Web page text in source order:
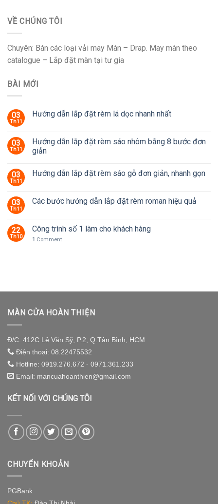
VỀ CHÚNG TÔI
Chuyên: Bán các loại vải may Màn – Drap. May màn theo
catalogue – Lắp đặt màn tại tư gia
BÀI MỚI
03
Th11
Hướng dẫn lắp đặt rèm lá dọc nhanh nhất
03
Th11
Hướng dẫn lắp đặt rèm sáo nhôm bằng 8 bước đơn
giản
03
Th11
Hướng dẫn lắp đặt rèm sáo gỗ đơn giản, nhanh gọn
03
Th11
Các bước hướng dẫn lắp đặt rèm roman hiệu quả
22
Th10
Công trình số 1 làm cho khách hàng
1 Comment
MÀN CỬA HOÀN THIỆN
Đ/C: 412C Lê Văn Sỹ, P.2, Q.Tân Bình, HCM
Điện thoại: 08.22475532
Hotline: 0919.276.672 - 0971.361.233
Email: mancuahoanthien@gmail.com
KẾT NỐI VỚI CHÚNG TÔI
CHUYỂN KHOẢN
PGBank